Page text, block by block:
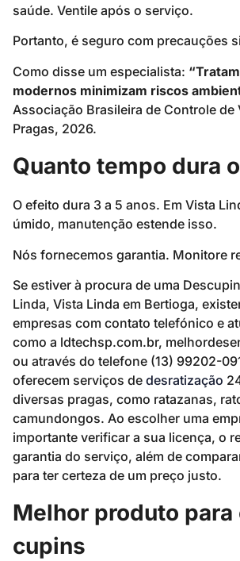
saúde. Ventile após o serviço.
Portanto, é seguro com precauções
Como disse um especialista:
modernos minimizam riscos
Associação Brasileira de Controle de
Pragas, 2026.
Quanto tempo dura
O efeito dura 3 a 5 anos. Em Vista
úmido, manutenção estende isso.
Nós fornecemos garantia. Monitore
Se estiver à procura de uma
Linda, Vista Linda em Bertioga,
empresas com contato telefónico e
como a ldtechsp.com.br,
ou através do telefone (13) 99202-
oferecem serviços de desratização
diversas pragas, como ratazanas,
camundongos. Ao escolher uma
importante verificar a sua licença, o
garantia do serviço, além de
para ter certeza de um preço justo.
Melhor produto
cupins